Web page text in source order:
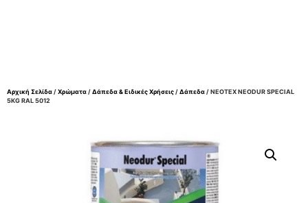
Αρχική Σελίδα/Χρώματα/Δάπεδα & Ειδικές Χρήσεις/Δάπεδα/ NEOTEX NEODUR SPECIAL
5KG RAL 5012